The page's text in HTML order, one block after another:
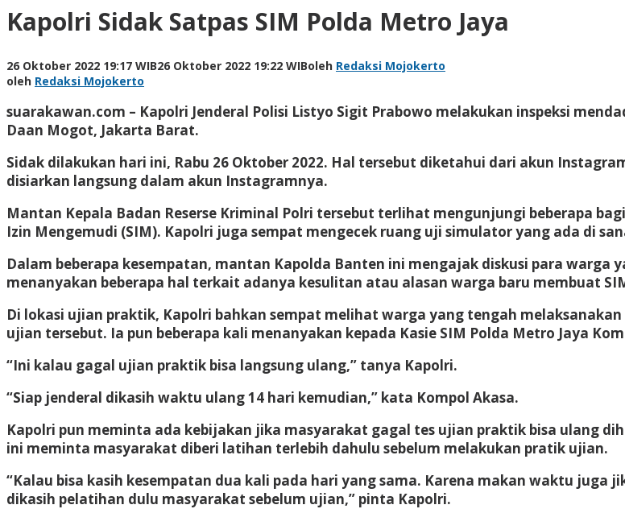
Kapolri Sidak Satpas SIM Polda Metro Jaya
26 Oktober 2022 19:17 WIB26 Oktober 2022 19:22 WIBoleh Redaksi Mojokerto
oleh Redaksi Mojokerto
suarakawan.com – Kapolri Jenderal Polisi Listyo Sigit Prabowo melakukan inspeksi
Daan Mogot, Jakarta Barat.
Sidak dilakukan hari ini, Rabu 26 Oktober 2022. Hal tersebut diketahui dari akun
disiarkan langsung dalam akun Instagramnya.
Mantan Kepala Badan Reserse Kriminal Polri tersebut terlihat mengunjungi beberapa
Izin Mengemudi (SIM). Kapolri juga sempat mengecek ruang uji simulator yang ada di
Dalam beberapa kesempatan, mantan Kapolda Banten ini mengajak diskusi para warga
menanyakan beberapa hal terkait adanya kesulitan atau alasan warga baru membuat
Di lokasi ujian praktik, Kapolri bahkan sempat melihat warga yang tengah
ujian tersebut. Ia pun beberapa kali menanyakan kepada Kasie SIM Polda Metro Jaya
“Ini kalau gagal ujian praktik bisa langsung ulang,” tanya Kapolri.
“Siap jenderal dikasih waktu ulang 14 hari kemudian,” kata Kompol Akasa.
Kapolri pun meminta ada kebijakan jika masyarakat gagal tes ujian praktik bisa ulang
ini meminta masyarakat diberi latihan terlebih dahulu sebelum melakukan pratik ujian.
“Kalau bisa kasih kesempatan dua kali pada hari yang sama. Karena makan waktu juga
dikasih pelatihan dulu masyarakat sebelum ujian,” pinta Kapolri.